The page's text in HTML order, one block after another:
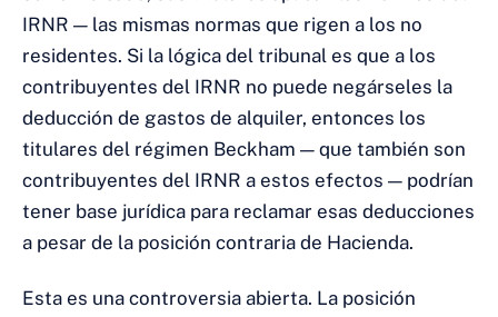
IRNR — las mismas normas que rigen a los no
residentes. Si la lógica del tribunal es que a los
contribuyentes del IRNR no puede negárseles la
deducción de gastos de alquiler, entonces los
titulares del régimen Beckham — que también son
contribuyentes del IRNR a estos efectos — podrían
tener base jurídica para reclamar esas deducciones
a pesar de la posición contraria de Hacienda.
Esta es una controversia abierta. La posición